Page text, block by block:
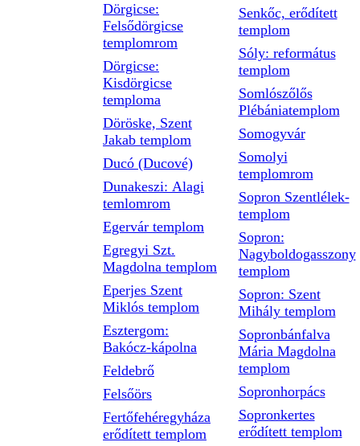
Dörgicse:
Felsődörgicse
templomrom
Dörgicse:
Kisdörgicse
temploma
Döröske, Szent
Jakab templom
Ducó (Ducové)
Dunakeszi: Alagi
temlomrom
Egervár templom
Egregyi Szt.
Magdolna templom
Eperjes Szent
Miklós templom
Esztergom:
Bakócz-kápolna
Feldebrő
Felsőörs
Fertőfehéregyháza
erődített templom
Senkőc, erődített
templom
Sóly: református
templom
Somlószőlős
Plébániatemplom
Somogyvár
Somolyi
templomrom
Sopron Szentlélek-
templom
Sopron:
Nagyboldogasszony
templom
Sopron: Szent
Mihály templom
Sopronbánfalva
Mária Magdolna
templom
Sopronhorpács
Sopronkertes
erődített templom